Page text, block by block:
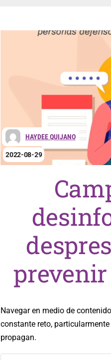
HAYDEE QUIJANO
2022-08-29
Navegar en medio de
constante reto,
propagan.